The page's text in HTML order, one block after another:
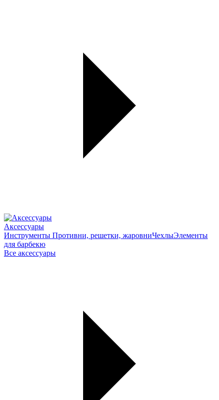
Аксессуары
Инструменты Противни, решетки, жаровниЧехлыЭлементы
для барбекю
Все аксессуары